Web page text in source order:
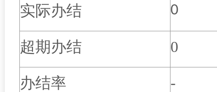
实际办结 0
超期办结 0
办结率 -